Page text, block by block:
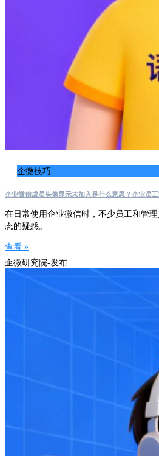
企微技巧
企业微信成员头像显示未加入是什么意思？企业员
在日常使用企业微信时，不少员工和管
态的疑惑。
查看 »
企微研究院-发布